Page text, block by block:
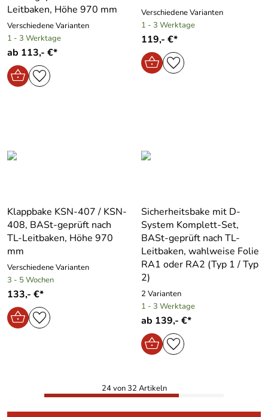
Leitbaken, Höhe 970 mm
Verschiedene Varianten
1 - 3 Werktage
ab 113,- €*
Verschiedene Varianten
1 - 3 Werktage
119,- €*
Klappbake KSN-407 / KSN-
408, BASt-geprüft nach
TL-Leitbaken, Höhe 970
mm
Verschiedene Varianten
3 - 5 Wochen
133,- €*
Sicherheitsbake mit D-
System Komplett-Set,
BASt-geprüft nach TL-
Leitbaken, wahlweise Folie
RA1 oder RA2 (Typ 1 / Typ
2)
2 Varianten
1 - 3 Werktage
ab 139,- €*
24 von 32 Artikeln